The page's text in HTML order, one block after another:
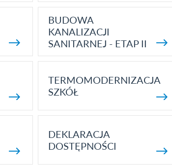
BUDOWA
KANALIZACJI
SANITARNEJ - ETAP II
TERMOMODERNIZACJA
SZKÓŁ
DEKLARACJA
DOSTĘPNOŚCI